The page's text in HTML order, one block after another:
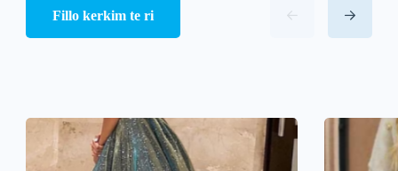
Fillo kerkim te ri